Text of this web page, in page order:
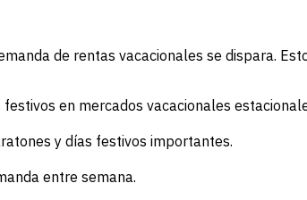
de rentas vacacionales se dispara.
en mercados vacacionales
y días festivos importantes.
entre semana.